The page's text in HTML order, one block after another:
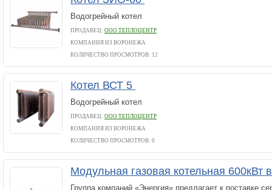
Водогрейный котел
ПРОДАВЕЦ: ООО ТЕПЛОЦЕНТР
КОМПАНИЯ ИЗ ВОРОНЕЖА
КОЛИЧЕСТВО ПРОСМОТРОВ: 12
Котел ВСТ 5
Водогрейный котел
ПРОДАВЕЦ: ООО ТЕПЛОЦЕНТР
КОМПАНИЯ ИЗ ВОРОНЕЖА
КОЛИЧЕСТВО ПРОСМОТРОВ: 0
Модульная газовая котельная 600кВт
Группа компаний «Энергия» предлагает к поставке